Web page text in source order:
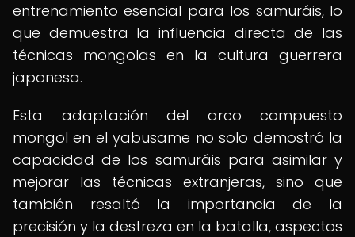
entrenamiento esencial para los samuráis, lo
que demuestra la influencia directa de las
técnicas mongolas en la cultura guerrera
japonesa.
Esta adaptación del arco compuesto
mongol en el yabusame no solo demostró la
capacidad de los samuráis para asimilar y
mejorar las técnicas extranjeras, sino que
también resaltó la importancia de la
precisión y la destreza en la batalla, aspectos